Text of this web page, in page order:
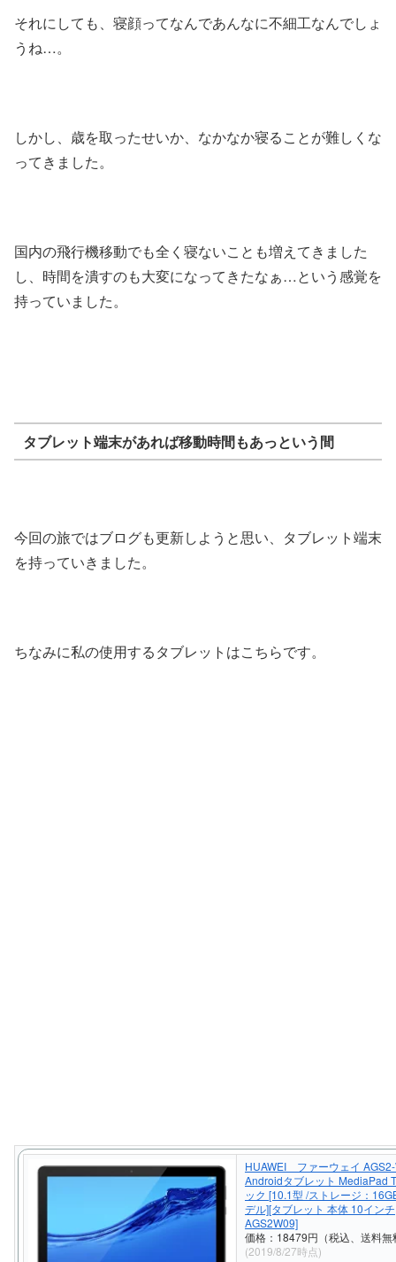
それにしても、寝顔ってなんであんなに不細工なんでしょ
うね…。
しかし、歳を取ったせいか、なかなか寝ることが難しくな
ってきました。
国内の飛行機移動でも全く寝ないことも増えてきました
し、時間を潰すのも大変になってきたなぁ…という感覚を
持っていました。
タブレット端末があれば移動時間もあっという間
今回の旅ではブログも更新しようと思い、タブレット端末
を持っていきました。
ちなみに私の使用するタブレットはこちらです。
HUAWEI ファーウェイ
Androidタブレット MediaPad
ック [10.1型 /ストレージ：
デル][タブレット 本体 10インチ
AGS2W09]
価格：18479円（税込、送料無
(2019/8/27時点)